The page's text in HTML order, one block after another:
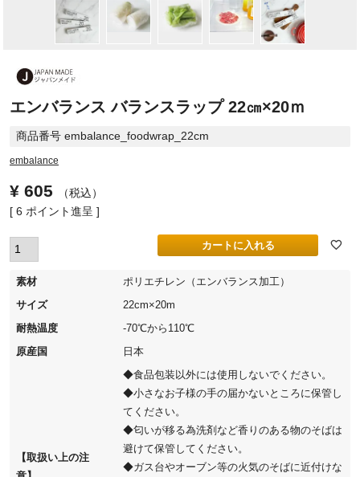
エンバランス バランスラップ 22㎝×20ｍ
商品番号 embalance_foodwrap_22cm
embalance
¥ 605
税込
[ 6 ポイント進呈 ]
カートに入れる
素材
ポリエチレン（エンバランス加工）
サイズ
22cm×20m
耐熱温度
-70℃から110℃
原産国
日本
【取扱い上の注
◆食品包装以外には使用しないでください。
◆小さなお子様の手の届かないところに保管し
てください。
◆匂いが移る為洗剤など香りのある物のそばは
避けて保管してください。
◆ガス台やオーブン等の火気のそばに近付けな